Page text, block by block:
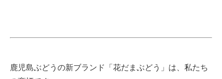
鹿児島ぶどうの新ブランド「花だまぶどう」は、私たち